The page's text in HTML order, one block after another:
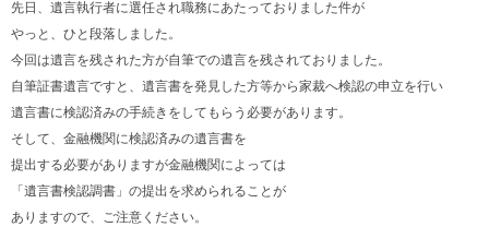
先日、遺言執行者に選任され職務にあたっておりました件が
やっと、ひと段落しました。
今回は遺言を残された方が自筆での遺言を残されておりました。
自筆証書遺言ですと、遺言書を発見した方等から家裁へ検認の申立を行い
遺言書に検認済みの手続きをしてもらう必要があります。
そして、金融機関に検認済みの遺言書を
提出する必要がありますが金融機関によっては
「遺言書検認調書」の提出を求められることが
ありますので、ご注意ください。